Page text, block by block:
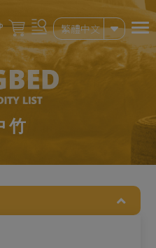
繁體中文
竹